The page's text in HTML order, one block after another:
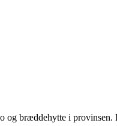
og bræddehytte i